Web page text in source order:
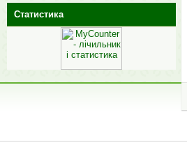
Статистика